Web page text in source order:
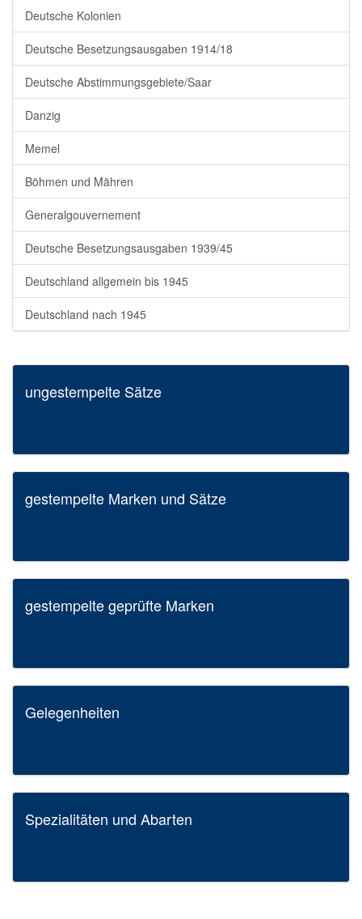
Deutsche Kolonien
Deutsche Besetzungsausgaben 1914/18
Deutsche Abstimmungsgebiete/Saar
Danzig
Memel
Böhmen und Mähren
Generalgouvernement
Deutsche Besetzungsausgaben 1939/45
Deutschland allgemein bis 1945
Deutschland nach 1945
ungestempelte Sätze
gestempelte Marken und Sätze
gestempelte geprüfte Marken
Gelegenheiten
Spezialitäten und Abarten